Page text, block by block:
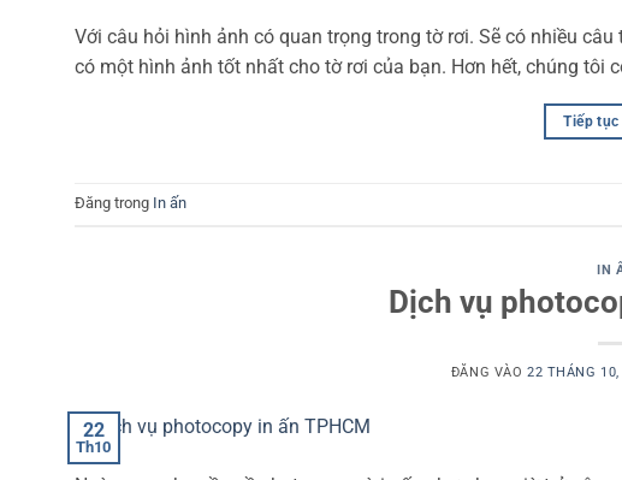
Với câu hỏi hình ảnh có quan trọng trong tờ rơi. Sẽ có nhiều
có một hình ảnh tốt nhất cho tờ rơi của bạn. Hơn hết, chúng tôi
Tiếp tục
Đăng trong In ấn
IN
Dịch vụ
ĐĂNG VÀO 22 THÁNG
22
Th10